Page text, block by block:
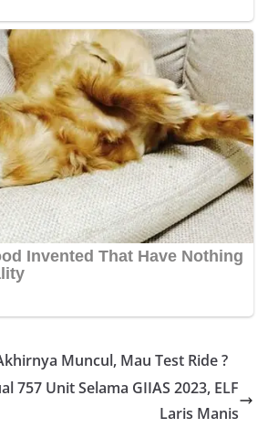
Muncul, Mau Test Ride ?
757 Unit Selama GIIAS 2023, ELF
Laris Manis